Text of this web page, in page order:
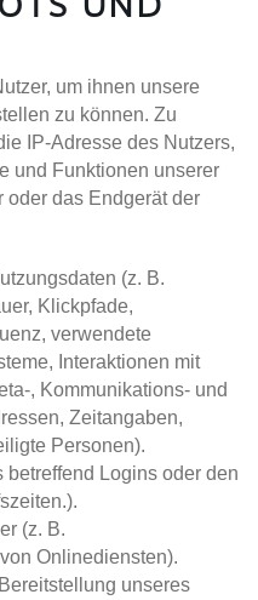
um ihnen unsere
zu können. Zu
IP-Adresse des Nutzers,
und Funktionen unserer
das Endgerät der
(z. B.
Klickpfade,
verwendete
Interaktionen mit
, Kommunikations- und
Zeitangaben,
Personen).
betreffend Logins oder den
(z. B.
Onlinediensten).
Bereitstellung unseres